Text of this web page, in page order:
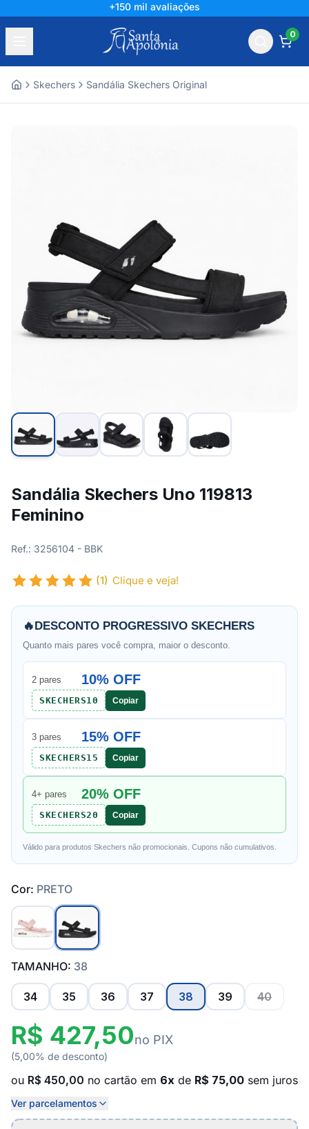
+150 mil avaliações
0
Skechers Sandália Skechers Original
Sandália Skechers Uno 119813
Feminino
Ref.: 3256104 - BBK
(1) Clique e veja!
🔥DESCONTO PROGRESSIVO SKECHERS
Quanto mais pares você compra, maior o desconto.
2 pares 10% OFF
SKECHERS10 Copiar
3 pares 15% OFF
SKECHERS15 Copiar
4+ pares 20% OFF
SKECHERS20 Copiar
Válido para produtos Skechers não promocionais. Cupons não cumulativos.
Cor: PRETO
TAMANHO: 38
34 35 36 37 38 39 40
R$ 427,50no PIX
(5,00% de desconto)
ou R$ 450,00 no cartão em 6x de R$ 75,00 sem juros
Ver parcelamentos